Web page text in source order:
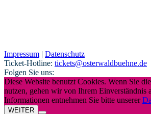
Impressum | Datenschutz
Ticket-Hotline: tickets@osterwaldbuehne.de
Folgen Sie uns:
Diese Website benutzt Cookies. Wenn Sie
nutzen, gehen wir von Ihrem Einverständnis
Informationen entnehmen Sie bitte unserer
WEITER